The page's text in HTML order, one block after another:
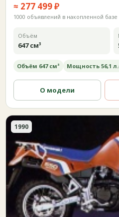
≈ 277 499 ₽
1000 объявлений в накопленной базе
Объём
647 см³
Объём 647 см³ Мощность 56,1
О модели
1990